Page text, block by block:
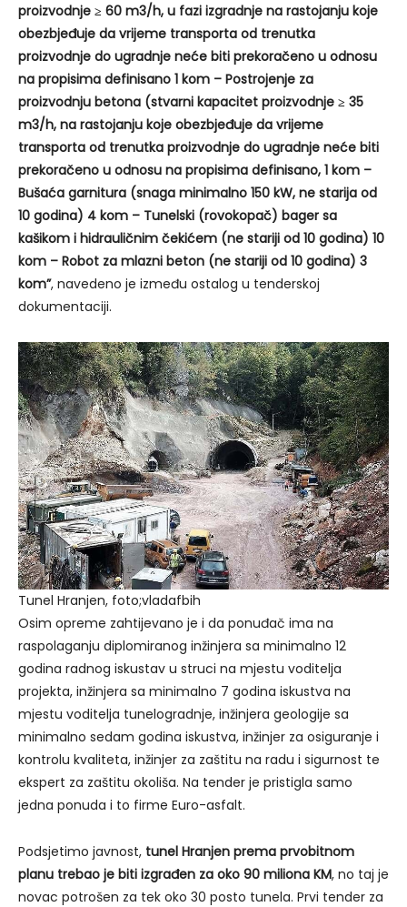
proizvodnje ≥ 60 m3/h, u fazi izgradnje na rastojanju koje
obezbjeđuje da vrijeme transporta od trenutka
proizvodnje do ugradnje neće biti prekoračeno u odnosu
na propisima definisano 1 kom – Postrojenje za
proizvodnju betona (stvarni kapacitet proizvodnje ≥ 35
m3/h, na rastojanju koje obezbjeđuje da vrijeme
transporta od trenutka proizvodnje do ugradnje neće biti
prekoračeno u odnosu na propisima definisano, 1 kom –
Bušaća garnitura (snaga minimalno 150 kW, ne starija od
10 godina) 4 kom – Tunelski (rovokopač) bager sa
kašikom i hidrauličnim čekićem (ne stariji od 10 godina) 10
kom – Robot za mlazni beton (ne stariji od 10 godina) 3
kom”, navedeno je između ostalog u tenderskoj
dokumentaciji.
Tunel Hranjen, foto;vladafbih
Osim opreme zahtijevano je i da ponuđač ima na
raspolaganju diplomiranog inžinjera sa minimalno 12
godina radnog iskustav u struci na mjestu voditelja
projekta, inžinjera sa minimalno 7 godina iskustva na
mjestu voditelja tunelogradnje, inžinjera geologije sa
minimalno sedam godina iskustva, inžinjer za osiguranje i
kontrolu kvaliteta, inžinjer za zaštitu na radu i sigurnost te
ekspert za zaštitu okoliša. Na tender je pristigla samo
jedna ponuda i to firme Euro-asfalt.
Podsjetimo javnost, tunel Hranjen prema prvobitnom
planu trebao je biti izgrađen za oko 90 miliona KM, no taj je
novac potrošen za tek oko 30 posto tunela. Prvi tender za